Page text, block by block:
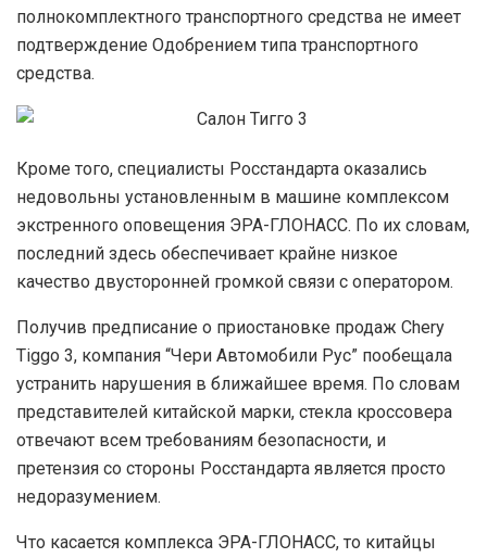
полнокомплектного транспортного средства не имеет
подтверждение Одобрением типа транспортного
средства.
Кроме того, специалисты Росстандарта оказались
недовольны установленным в машине комплексом
экстренного оповещения ЭРА-ГЛОНАСС. По их словам,
последний здесь обеспечивает крайне низкое
качество двусторонней громкой связи с оператором.
Получив предписание о приостановке продаж Chery
Tiggo 3, компания “Чери Автомобили Рус” пообещала
устранить нарушения в ближайшее время. По словам
представителей китайской марки, стекла кроссовера
отвечают всем требованиям безопасности, и
претензия со стороны Росстандарта является просто
недоразумением.
Что касается комплекса ЭРА-ГЛОНАСС, то китайцы